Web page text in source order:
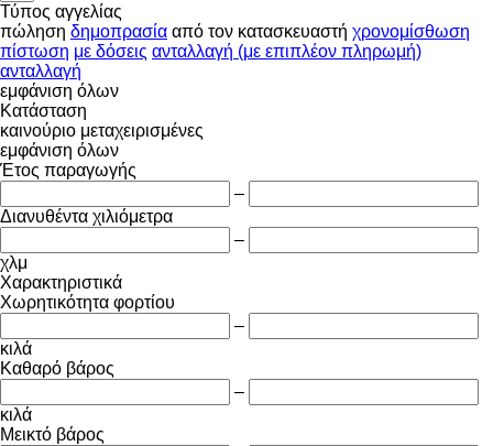
Τύπος αγγελίας
πώληση δημοπρασία από τον κατασκευαστή χρονομίσθωση
πίστωση με δόσεις ανταλλαγή (με επιπλέον πληρωμή)
ανταλλαγή
εμφάνιση όλων
Κατάσταση
καινούριο μεταχειρισμένες
εμφάνιση όλων
Έτος παραγωγής
–
Διανυθέντα χιλιόμετρα
–
χλμ
Χαρακτηριστικά
Χωρητικότητα φορτίου
–
κιλά
Καθαρό βάρος
–
κιλά
Μεικτό βάρος